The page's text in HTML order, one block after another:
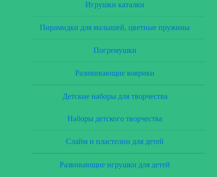
Игрушки каталки
Пирамидки для малышей, цветные пружины
Погремушки
Разививающие коврики
Детские наборы для творчества
Наборы детского творчества
Слайм и пластелин для детей
Развивающие игрушки для детей